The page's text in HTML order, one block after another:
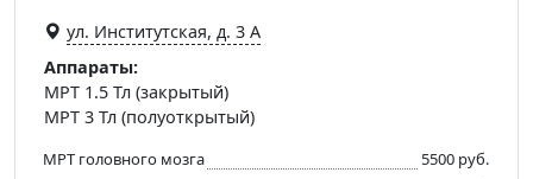
ул. Институтская, д. 3 А
Аппараты:
МРТ 1.5 Тл (закрытый)
МРТ 3 Тл (полуоткрытый)
МРТ головного мозга
5500 руб.